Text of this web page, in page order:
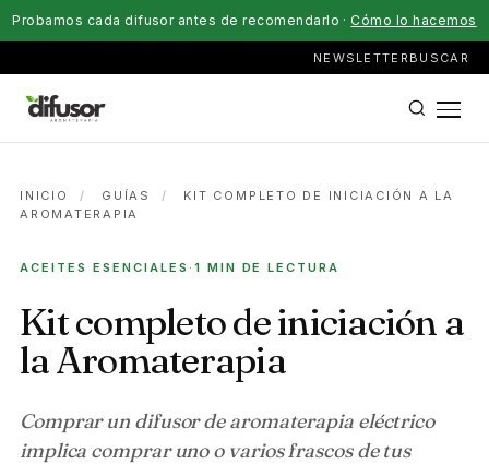
Probamos cada difusor antes de recomendarlo · Cómo lo hacemos
NEWSLETTER BUSCAR
INICIO / GUÍAS /
KIT COMPLETO DE INICIACIÓN A LA
AROMATERAPIA
ACEITES ESENCIALES · 1 MIN DE LECTURA
Kit completo de iniciación a
la Aromaterapia
Comprar un difusor de aromaterapia eléctrico
implica comprar uno o varios frascos de tus